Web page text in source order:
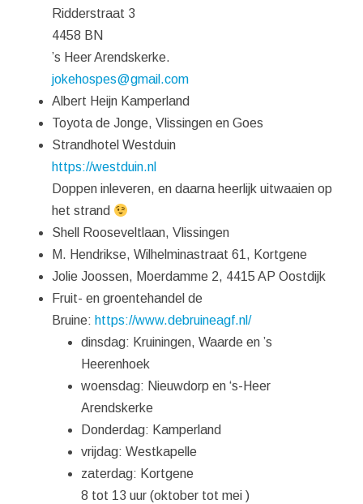
Ridderstraat 3
4458 BN
’s Heer Arendskerke.
jokehospes@gmail.com
Albert Heijn Kamperland
Toyota de Jonge, Vlissingen en Goes
Strandhotel Westduin
https://westduin.nl
Doppen inleveren, en daarna heerlijk uitwaaien op
het strand
Shell Rooseveltlaan, Vlissingen
M. Hendrikse, Wilhelminastraat 61, Kortgene
Jolie Joossen, Moerdamme 2, 4415 AP Oostdijk
Fruit- en groentehandel de
Bruine: https://www.debruineagf.nl/
dinsdag: Kruiningen, Waarde en ’s
Heerenhoek
woensdag: Nieuwdorp en ‘s-Heer
Arendskerke
Donderdag: Kamperland
vrijdag: Westkapelle
zaterdag: Kortgene
8 tot 13 uur (oktober tot mei )